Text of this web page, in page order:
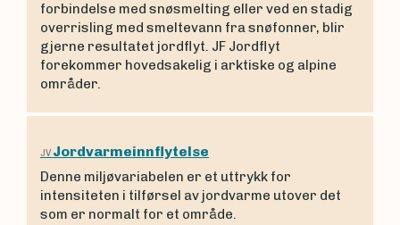
forbindelse med snøsmelting eller ved en stadig
overrisling med smeltevann fra snøfonner, blir
gjerne resultatet jordflyt. JF Jordflyt
forekommer hovedsakelig i arktiske og alpine
områder.
JV Jordvarmeinnflytelse
Denne miljøvariabelen er et uttrykk for
intensiteten i tilførsel av jordvarme utover det
som er normalt for et område.